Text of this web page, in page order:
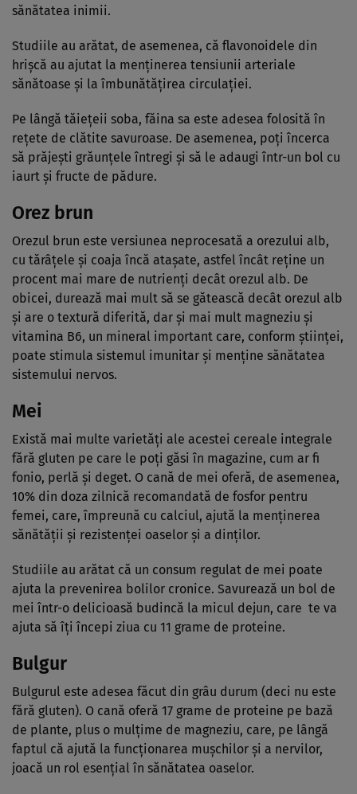
sănătatea inimii.
Studiile au arătat, de asemenea, că flavonoidele din
hrișcă au ajutat la menținerea tensiunii arteriale
sănătoase și la îmbunătățirea circulației.
Pe lângă tăiețeii soba, făina sa este adesea folosită în
rețete de clătite savuroase. De asemenea, poți încerca
să prăjești grăunțele întregi și să le adaugi într-un bol cu
iaurt și fructe de pădure.
Orez brun
Orezul brun este versiunea neprocesată a orezului alb,
cu tărâțele și coaja încă atașate, astfel încât reține un
procent mai mare de nutrienți decât orezul alb. De
obicei, durează mai mult să se gătească decât orezul alb
și are o textură diferită, dar și mai mult magneziu și
vitamina B6, un mineral important care, conform științei,
poate stimula sistemul imunitar și menține sănătatea
sistemului nervos.
Mei
Există mai multe varietăți ale acestei cereale integrale
fără gluten pe care le poți găsi în magazine, cum ar fi
fonio, perlă și deget. O cană de mei oferă, de asemenea,
10% din doza zilnică recomandată de fosfor pentru
femei, care, împreună cu calciul, ajută la menținerea
sănătății și rezistenței oaselor și a dinților.
Studiile au arătat că un consum regulat de mei poate
ajuta la prevenirea bolilor cronice. Savurează un bol de
mei într-o delicioasă budincă la micul dejun, care te va
ajuta să îți începi ziua cu 11 grame de proteine.
Bulgur
Bulgurul este adesea făcut din grâu durum (deci nu este
fără gluten). O cană oferă 17 grame de proteine pe bază
de plante, plus o mulțime de magneziu, care, pe lângă
faptul că ajută la funcționarea mușchilor și a nervilor,
joacă un rol esențial în sănătatea oaselor.